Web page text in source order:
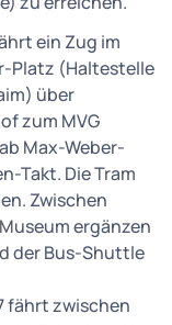
ein Zug im
Platz (Haltestelle
über
zum MVG
Max-Weber-
Takt. Die Tram
Zwischen
ergänzen
der Bus-Shuttle
fährt zwischen